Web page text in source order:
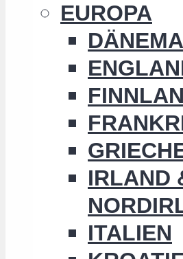
EUROPA
IRLAND
ITALIEN